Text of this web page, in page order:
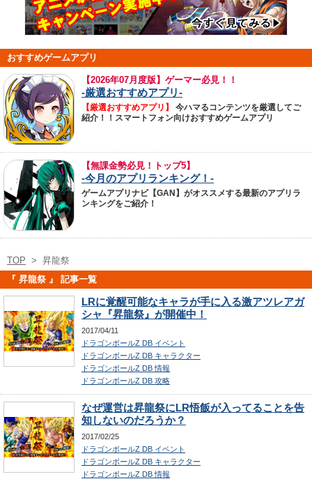
おすすめゲームアプリ
【2026年07月度版】ゲーマー必見！！
-厳選おすすめアプリ-
【厳選おすすめアプリ】
今ハマるコンテンツを厳選してご
紹介！！スマートフォン向けおすすめゲームアプリ
【無課金勢必見！トップ5】
-今月のアプリランキング！-
ゲームアプリナビ【GAN】がオススメする最新のアプリラ
ンキングをご紹介！
TOP > 昇龍祭
『 昇龍祭 』 記事一覧
LRに覚醒可能なキャラが手に入る激アツレアガ
シャ『昇龍祭』が開催中！
2017/04/11
ドラゴンボールZ DB イベント
ドラゴンボールZ DB キャラクター
ドラゴンボールZ DB 情報
ドラゴンボールZ DB 攻略
なぜ運営は昇龍祭にLR悟飯が入ってることを告
知しないのだろうか？
2017/02/25
ドラゴンボールZ DB イベント
ドラゴンボールZ DB キャラクター
ドラゴンボールZ DB 情報